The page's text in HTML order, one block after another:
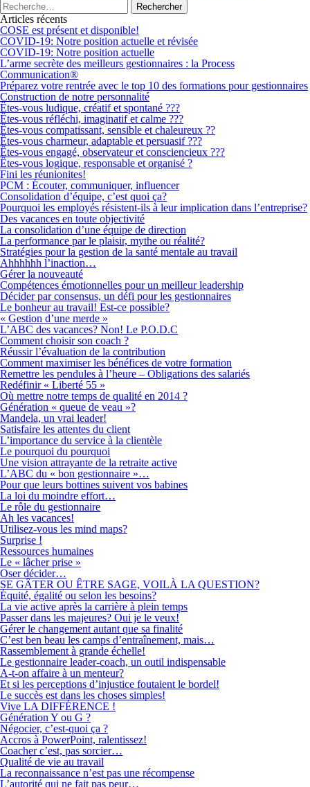
Articles récents
COSE est présent et disponible!
COVID-19: Notre position actuelle et révisée
COVID-19: Notre position actuelle
L’arme secrète des meilleurs gestionnaires : la Process
Communication®
Préparez votre rentrée avec le top 10 des formations pour gestionnaires
Construction de notre personnalité
Êtes-vous ludique, créatif et spontané ???
Êtes-vous réfléchi, imaginatif et calme ???
Êtes-vous compatissant, sensible et chaleureux ??
Êtes-vous charmeur, adaptable et persuasif ???
Êtes-vous engagé, observateur et consciencieux ???
Êtes-vous logique, responsable et organisé ?
Fini les réunionites!
PCM : Écouter, communiquer, influencer
Consolidation d’équipe, c’est quoi ça?
Pourquoi les employés résistent-ils à leur implication dans l’entreprise?
Des vacances en toute objectivité
La consolidation d’une équipe de direction
La performance par le plaisir, mythe ou réalité?
Stratégies pour la gestion de la santé mentale au travail
Ahhhhhh l’inaction…
Gérer la nouveauté
Compétences émotionnelles pour un meilleur leadership
Décider par consensus, un défi pour les gestionnaires
Le bonheur au travail! Est-ce possible?
« Gestion d’une merde »
L’ABC des vacances? Non! Le P.O.D.C
Comment choisir son coach ?
Réussir l’évaluation de la contribution
Comment maximiser les bénéfices de votre formation
Remettre les pendules à l’heure – Obligations des salariés
Redéfinir « Liberté 55 »
Où mettre notre temps de qualité en 2014 ?
Génération « queue de veau »?
Mandela, un vrai leader!
Satisfaire les attentes du client
L’importance du service à la clientèle
Le pourquoi du pourquoi
Une vision attrayante de la retraite active
L’ABC du « bon gestionnaire »…
Pour que leurs bottines suivent vos babines
La loi du moindre effort…
Le rôle du gestionnaire
Ah les vacances!
Utilisez-vous les mind maps?
Surprise !
Ressources humaines
Le « lâcher prise »
Oser décider…
SE GÂTER OU ÊTRE SAGE, VOILÀ LA QUESTION?
Équité, égalité ou selon les besoins?
La vie active après la carrière à plein temps
Passer dans les majeures? Oui je le veux!
Gérer le changement autant que sa finalité
C’est ben beau les camps d’entraînement, mais…
Rassemblement à grande échelle!
Le gestionnaire leader-coach, un outil indispensable
A-t-on affaire à un menteur?
Et si les perceptions d’injustice foutaient le bordel!
Le succès est dans les choses simples!
Vive LA DIFFÉRENCE !
Génération Y ou G ?
Négocier, c’est-quoi ça ?
Accros à PowerPoint, ralentissez!
Coacher c’est, pas sorcier…
Qualité de vie au travail
La reconnaissance n’est pas une récompense
L’autorité qui ne fait pas peur…